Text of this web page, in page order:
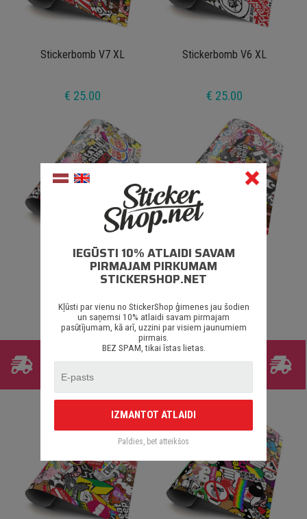
Stickerbomb V7 XL
€ 25.00
Stickerbomb V6 XL
€ 25.00
Stickerbomb V5 XL
€ 25.00
Stickerbomb V4 XL
€ 25.00
BEZMAKSAS PIEGĀDE
IEGŪSTI 10% ATLAIDI SAVAM
PIRMAJAM PIRKUMAM
STICKERSHOP.NET
Kļūsti par vienu no StickerShop ģimenes jau šodien
un saņemsi 10% atlaidi savam pirmajam
pasūtījumam, kā arī, uzzini par visiem jaunumiem
pirmais.
BEZ SPAM, tikai īstas lietas.
IZMANTOT ATLAIDI
Paldies, bet atteikšos